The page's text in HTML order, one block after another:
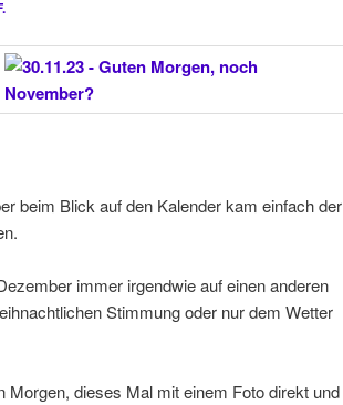
beim Blick auf den Kalender kam einfach der
immer irgendwie auf einen anderen
Stimmung oder nur dem Wetter
dieses Mal mit einem Foto direkt und